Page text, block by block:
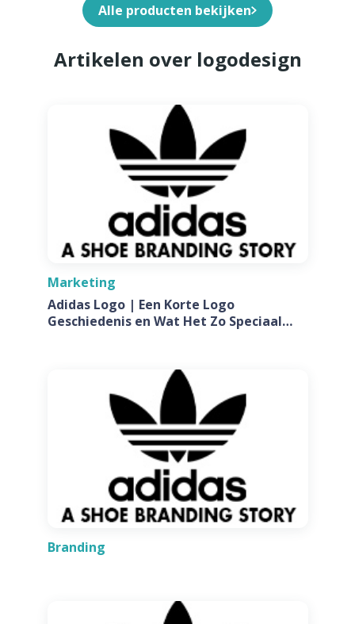
Alle producten bekijken
Artikelen over logodesign
Marketing
Adidas Logo | Een Korte Logo
Geschiedenis en Wat Het Zo Speciaal
Branding